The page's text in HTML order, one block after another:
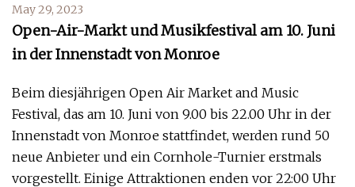
May 29, 2023
Open-Air-Markt und Musikfestival am 10. Juni
in der Innenstadt von Monroe
Beim diesjährigen Open Air Market and Music
Festival, das am 10. Juni von 9.00 bis 22.00 Uhr in der
Innenstadt von Monroe stattfindet, werden rund 50
neue Anbieter und ein Cornhole-Turnier erstmals
vorgestellt. Einige Attraktionen enden vor 22:00 Uhr